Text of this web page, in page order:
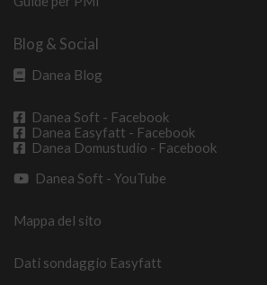
Blog & Social
Danea Blog
Danea Soft - Facebook
Danea Easyfatt - Facebook
Danea Domustudio - Facebook
Danea Soft - YouTube
Mappa del sito
Dati sondaggio Easyfatt